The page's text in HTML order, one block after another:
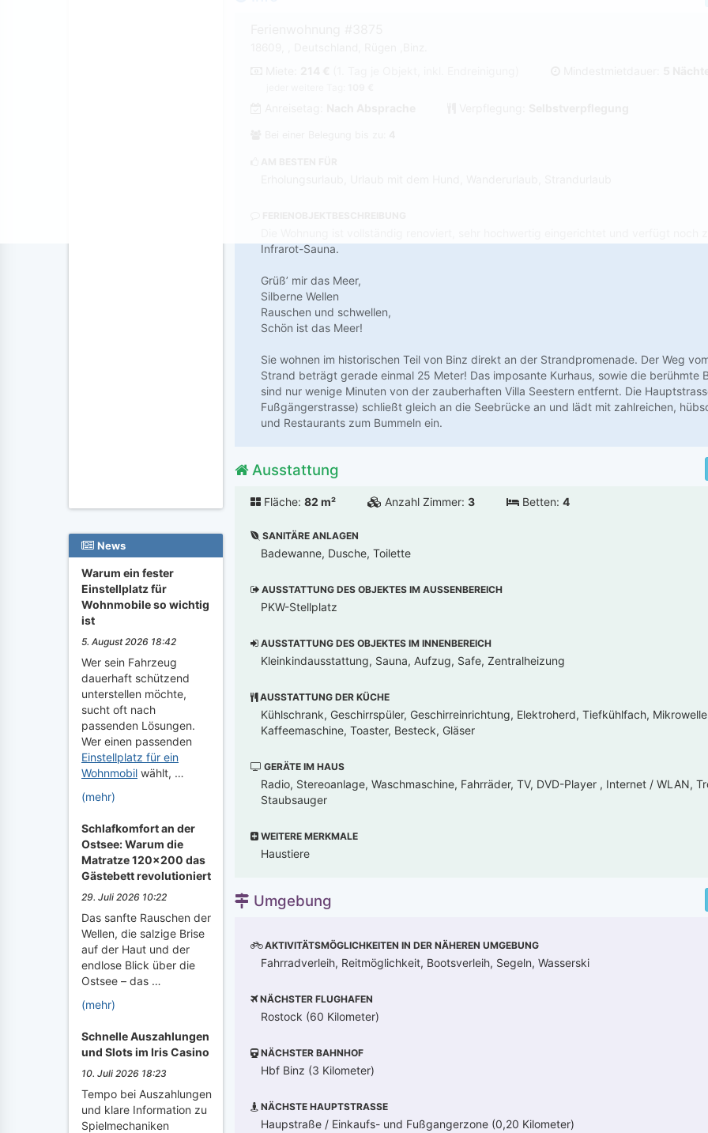
News
Warum ein fester
Einstellplatz für
Wohnmobile so wichtig
ist
5. August 2026 18:42
Wer sein Fahrzeug
dauerhaft schützend
unterstellen möchte,
sucht oft nach
passenden Lösungen.
Wer einen passenden
Einstellplatz für ein
Wohnmobil wählt, …
(mehr)
Schlafkomfort an der
Ostsee: Warum die
Matratze 120x200 das
Gästebett revolutioniert
29. Juli 2026 10:22
Das sanfte Rauschen der
Wellen, die salzige Brise
auf der Haut und der
endlose Blick über die
Ostsee – das …
(mehr)
Schnelle Auszahlungen
und Slots im Iris Casino
10. Juli 2026 18:23
Tempo bei Auszahlungen
und klare Information zu
Spielmechaniken
Infrarot-Sauna.
Grüß’ mir das Meer,
Silberne Wellen
Rauschen und schwellen,
Schön ist das Meer!
Sie wohnen im historischen Teil von Binz direkt an der Strandpromenade. Der Weg
Strand beträgt gerade einmal 25 Meter! Das imposante Kurhaus, sowie die berühmte
sind nur wenige Minuten von der zauberhaften Villa Seestern entfernt. Die
Fußgängerstrasse) schließt gleich an die Seebrücke an und lädt mit zahlreichen,
und Restaurants zum Bummeln ein.
Ausstattung
Fläche: 82 m² Anzahl Zimmer: 3 Betten: 4
SANITÄRE ANLAGEN
Badewanne, Dusche, Toilette
AUSSTATTUNG DES OBJEKTES IM AUSSENBEREICH
PKW-Stellplatz
AUSSTATTUNG DES OBJEKTES IM INNENBEREICH
Kleinkindausstattung, Sauna, Aufzug, Safe, Zentralheizung
AUSSTATTUNG DER KÜCHE
Kühlschrank, Geschirrspüler, Geschirreinrichtung, Elektroherd, Tiefkühlfach,
Kaffeemaschine, Toaster, Besteck, Gläser
GERÄTE IM HAUS
Radio, Stereoanlage, Waschmaschine, Fahrräder, TV, DVD-Player , Internet / WLAN,
Staubsauger
WEITERE MERKMALE
Haustiere
Umgebung
AKTIVITÄTSMÖGLICHKEITEN IN DER NÄHEREN UMGEBUNG
Fahrradverleih, Reitmöglichkeit, Bootsverleih, Segeln, Wasserski
NÄCHSTER FLUGHAFEN
Rostock (60 Kilometer)
NÄCHSTER BAHNHOF
Hbf Binz (3 Kilometer)
NÄCHSTE HAUPTSTRASSE
Haupstraße / Einkaufs- und Fußgangerzone (0,20 Kilometer)